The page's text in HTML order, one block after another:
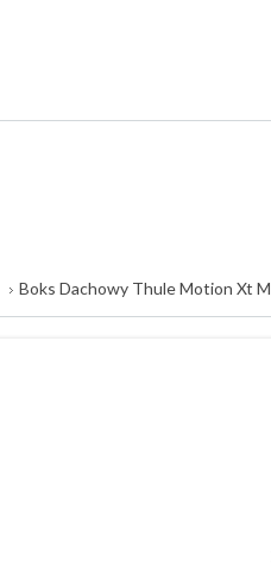
Boks Dachowy Thule Motion Xt M